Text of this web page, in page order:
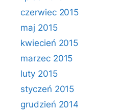
czerwiec 2015
maj 2015
kwiecień 2015
marzec 2015
luty 2015
styczeń 2015
grudzień 2014